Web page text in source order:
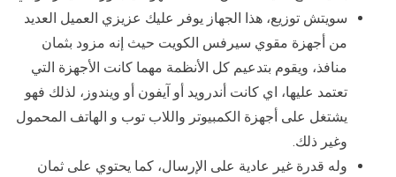
سويتش توزيع، هذا الجهاز يوفر عليك عزيزي العميل العديد
من أجهزة مقوي سيرفس الكويت حيث إنه مزود بثمان
منافذ، ويقوم بتدعيم كل الأنظمة مهما كانت الأجهزة التي
تعتمد عليها، اي كانت أندرويد أو آيفون أو ويندوز، لذلك فهو
يشتغل على أجهزة الكمبيوتر واللاب توب و الهاتف المحمول
وغير ذلك.
وله قدرة غير عادية على الإرسال، كما يحتوي على ثمان